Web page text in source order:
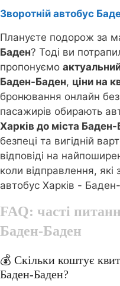
Зворотній автобус
Плануєте подорож за
Баден? Тоді ви
пропонуємо
Баден-Баден, ціни на
бронювання онлайн
пасажирів обирають
Харків до міста
безпеці та вигідній
відповіді на
коли відправлення,
автобус Харків -
FAQ: часті
Баден-Баден
💰 Скільки коштує
Баден-Баден?